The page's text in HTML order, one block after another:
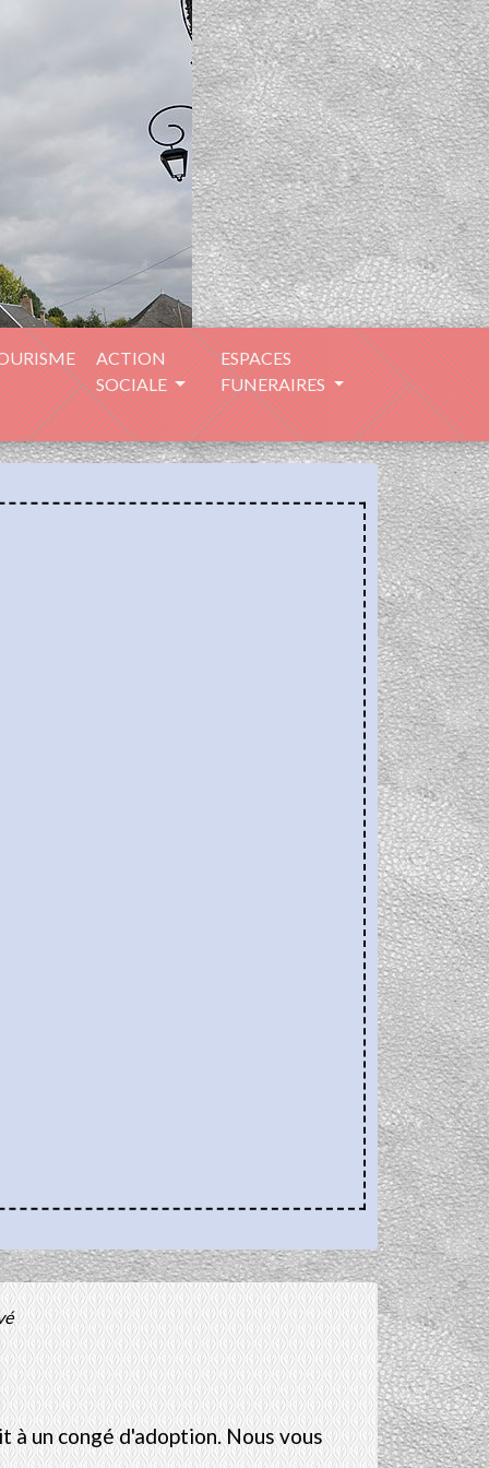
ACTION
SOCIALE
ESPACES
FUNERAIRES
à un congé d'adoption. Nous vous